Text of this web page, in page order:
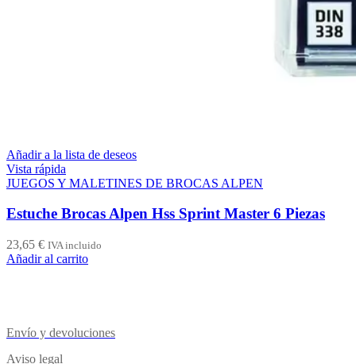
Añadir a la lista de deseos
Vista rápida
JUEGOS Y MALETINES DE BROCAS ALPEN
Estuche Brocas Alpen Hss Sprint Master 6 Piezas
23,65 € IVA incluido
Añadir al carrito
Envío y devoluciones
Aviso legal